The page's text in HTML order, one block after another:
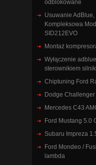
odblokowane
Usuwanie
Kompleksowa
SID212EVO
Montaż
Wyłączenie
sterownikiem
Chiptuning Ford
Dodge
Mercedes C43
Ford Mustang 5.0
Subaru Impreza
Ford Mondeo /
lambda